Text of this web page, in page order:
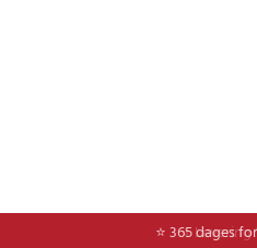
⭐ Levering
⭐ 365 dages